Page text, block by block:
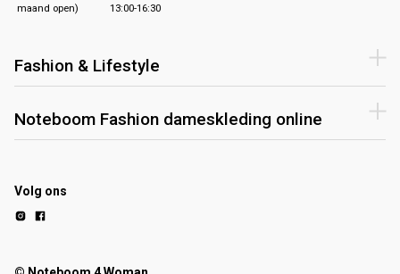
maand open)
13:00-16:30
Fashion & Lifestyle
Noteboom Fashion dameskleding online
Volg ons